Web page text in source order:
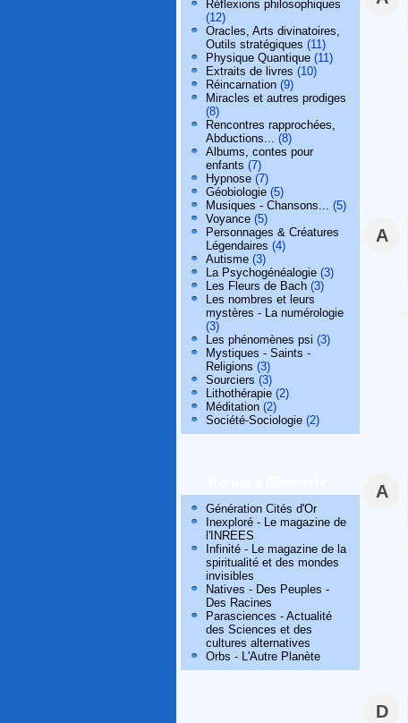
Réflexions philosophiques
(12)
Oracles, Arts divinatoires,
Outils stratégiques (11)
Physique Quantique (11)
Extraits de livres (10)
Réincarnation (9)
Miracles et autres prodiges
(8)
Rencontres rapprochées,
Abductions... (8)
Albums, contes pour
enfants (7)
Hypnose (7)
Géobiologie (5)
Musiques - Chansons... (5)
Voyance (5)
Personnages & Créatures
Légendaires (4)
Autisme (3)
La Psychogénéalogie (3)
Les Fleurs de Bach (3)
Les nombres et leurs
mystères - La numérologie
(3)
Les phénomènes psi (3)
Mystiques - Saints -
Religions (3)
Sourciers (3)
Lithothérapie (2)
Méditation (2)
Société-Sociologie (2)
Génération Cités d'Or
Inexploré - Le magazine de
l'INREES
Infinité - Le magazine de la
spiritualité et des mondes
invisibles
Natives - Des Peuples -
Des Racines
Parasciences - Actualité
des Sciences et des
cultures alternatives
Orbs - L'Autre Planète
A
A
D